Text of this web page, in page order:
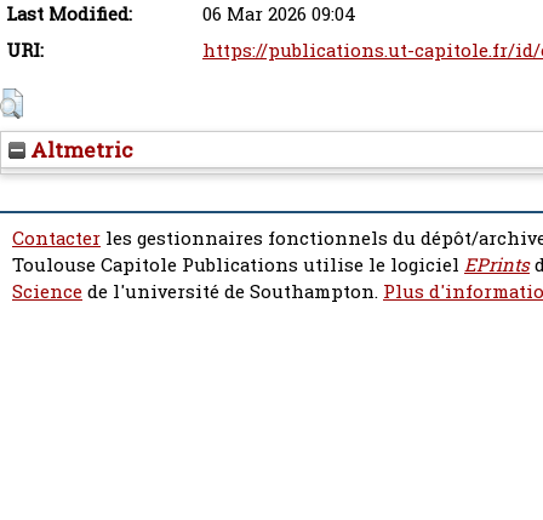
Last Modified:
06 Mar 2026 09:04
URI:
https://publications.ut-capitole.fr/
Altmetric
Contacter les gestionnaires fonctionnels du dépôt/
Toulouse Capitole Publications utilise le logiciel EPrints
Sciencede l'université de Southampton. Plus